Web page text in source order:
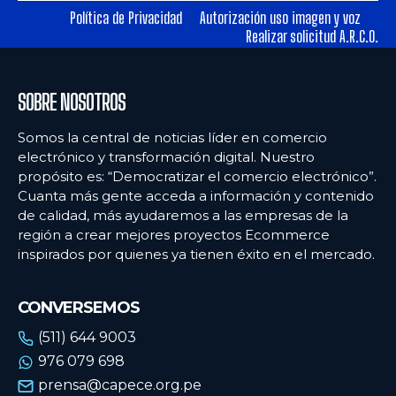
Ecommercenews
ARGENTINA
BOLIVIA
CHILE
COLOMBIA
ECUADOR
URUGUAY
VENEZUELA
Ecommercenews
ARGENTINA
BOLIVIA
CHILE
COLOMBIA
ECUADOR
URUGUAY
VENEZUELA
Política de Privacidad
Autorización uso imagen y voz
Realizar solicitud A.R.C.O.
SOBRE NOSOTROS
Somos la central de noticias líder en comercio
electrónico y transformación digital. Nuestro
propósito es: “Democratizar el comercio electrónico”.
Cuanta más gente acceda a información y contenido
de calidad, más ayudaremos a las empresas de la
región a crear mejores proyectos Ecommerce
inspirados por quienes ya tienen éxito en el mercado.
CONVERSEMOS
(511) 644 9003
976 079 698
prensa@capece.org.pe